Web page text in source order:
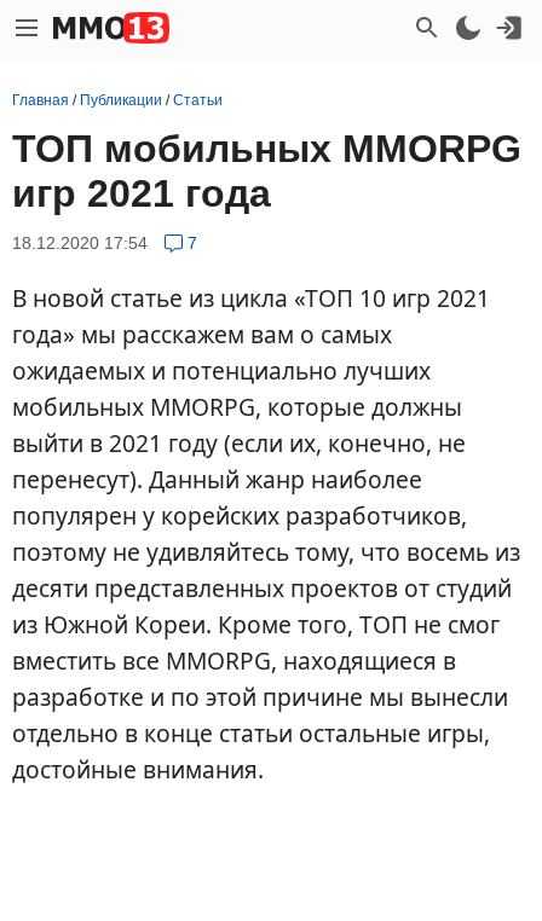
Главная / Публикации /Статьи
ТОП мобильных MMORPG
игр 2021 года
18.12.2020 17:54 7
В новой статье из цикла «ТОП 10 игр 2021
года» мы расскажем вам о самых
ожидаемых и потенциально лучших
мобильных MMORPG, которые должны
выйти в 2021 году (если их, конечно, не
перенесут). Данный жанр наиболее
популярен у корейских разработчиков,
поэтому не удивляйтесь тому, что восемь из
десяти представленных проектов от студий
из Южной Кореи. Кроме того, ТОП не смог
вместить все MMORPG, находящиеся в
разработке и по этой причине мы вынесли
отдельно в конце статьи остальные игры,
достойные внимания.